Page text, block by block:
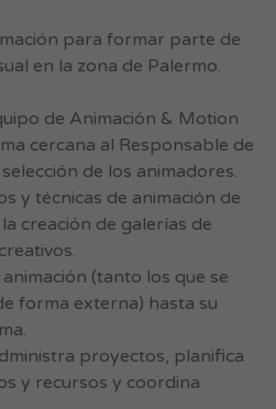
para formar parte de
en la zona de Palermo.
de Animación & Motion
cercana al Responsable de
de los animadores.
y técnicas de animación de
creación de galerías de
(tanto los que se
forma externa) hasta su
proyectos, planifica
y recursos y coordina